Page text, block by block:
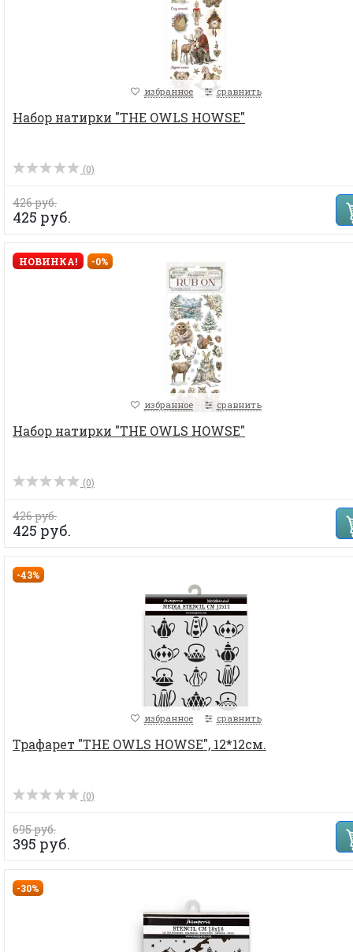
избранное сравнить
Набор натирки "THE OWLS HOWSE"
(0)
426 руб.
425 руб.
НОВИНКА! -0%
избранное сравнить
Набор натирки "THE OWLS HOWSE"
(0)
426 руб.
425 руб.
-43%
избранное сравнить
Трафарет "THE OWLS HOWSE", 12*12см.
(0)
695 руб.
395 руб.
-30%